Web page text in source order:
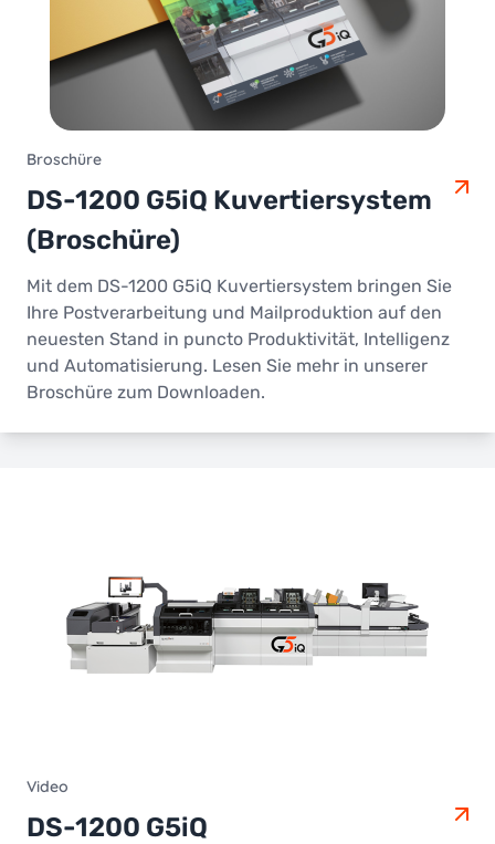
Broschüre
DS-1200 G5iQ Kuvertiersystem
(Broschüre)
Mit dem DS-1200 G5iQ Kuvertiersystem bringen Sie
Ihre Postverarbeitung und Mailproduktion auf den
neuesten Stand in puncto Produktivität, Intelligenz
und Automatisierung. Lesen Sie mehr in unserer
Broschüre zum Downloaden.
Video
DS-1200 G5iQ